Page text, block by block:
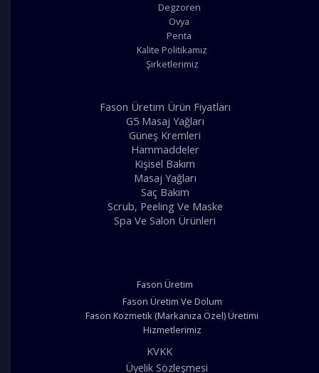
Degzoren
Ovya
Penta
Kalite Politikamız
Şirketlerimiz
Fason Üretim Ürün Fiyatları
G5 Masaj Yağları
Güneş Kremleri
Hammaddeler
Kişisel Bakım
Masaj Yağları
Saç Bakım
Scrub, Peeling Ve Maske
Spa Ve Salon Ürünleri
Fason Üretim
Fason Üretim Ve Dolum
Fason Kozmetik (Markanıza Özel) Üretimi
Hizmetlerimiz
KVKK
Üyelik Sözleşmesi